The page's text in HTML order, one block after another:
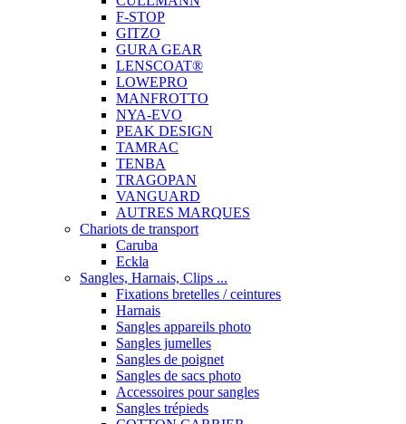
F-STOP
GITZO
GURA GEAR
LENSCOAT®
LOWEPRO
MANFROTTO
NYA-EVO
PEAK DESIGN
TAMRAC
TENBA
TRAGOPAN
VANGUARD
AUTRES MARQUES
Chariots de transport
Caruba
Eckla
Sangles, Harnais, Clips ...
Fixations bretelles / ceintures
Harnais
Sangles appareils photo
Sangles jumelles
Sangles de poignet
Sangles de sacs photo
Accessoires pour sangles
Sangles trépieds